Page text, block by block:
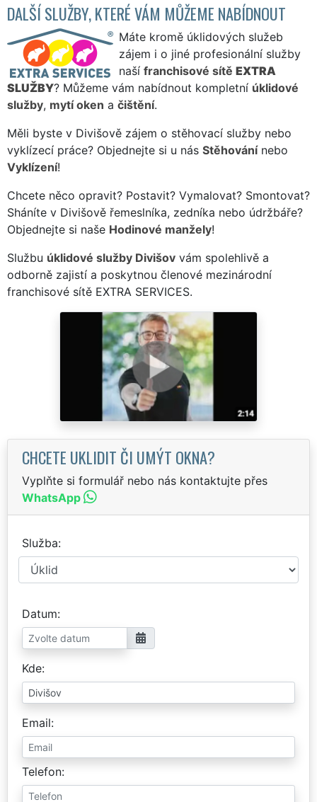
DALŠÍ SLUŽBY, KTERÉ VÁM MŮŽEME NABÍDNOUT
Máte kromě úklidových služeb
zájem i o jiné profesionální služby
naší franchisové sítě EXTRA
SLUŽBY? Můžeme vám nabídnout kompletní úklidové
služby, mytí oken a čištění.
Měli byste v Divišově zájem o stěhovací služby nebo
vyklízecí práce? Objednejte si u nás Stěhovánínebo
Vyklízení!
Chcete něco opravit? Postavit? Vymalovat? Smontovat?
Sháníte v Divišově řemeslníka, zedníka nebo údržbáře?
Objednejte si naše Hodinové manžely!
Službu úklidové služby Divišov vám spolehlivě a
odborně zajistí a poskytnou členové mezinárodní
franchisové sítě EXTRA SERVICES.
CHCETE UKLIDIT ČI UMÝT OKNA?
Vyplňte si formulář nebo nás kontaktujte přes
WhatsApp
Služba
Datum
Kde
Email
Telefon